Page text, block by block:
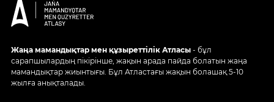
Жаңа мамандықтар мен құзыреттілік Атласы - бұл
сарапшылардың пікірінше, жақын арада пайда болатын жаңа
мамандықтар жиынтығы. Бұл Атластағы жақын болашақ 5-10
жылға анықталады.